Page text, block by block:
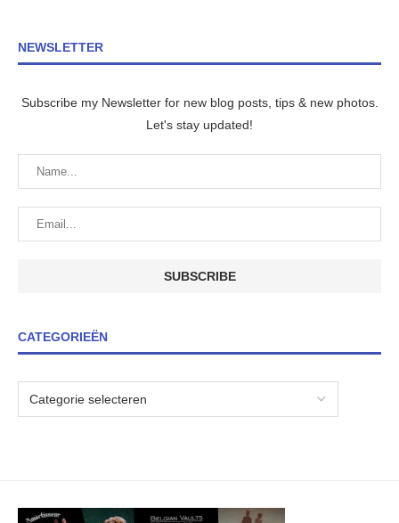
NEWSLETTER
Subscribe my Newsletter for new blog posts, tips & new photos.
Let's stay updated!
CATEGORIEËN